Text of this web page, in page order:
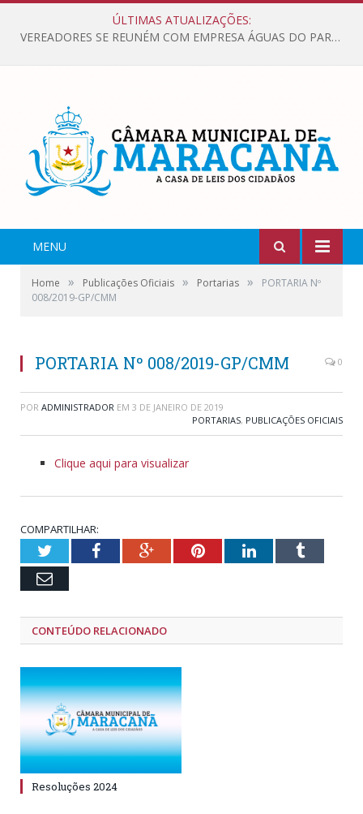
ÚLTIMAS ATUALIZAÇÕES:
VEREADORES SE REUNÉM COM EMPRESA ÁGUAS DO PARÁ, PARA APRESENTAR REIVINDICAÇÕES E MELHORIAS NA QUALIDADE DOS SERVIÇOS OFERECIDOS Á POPULAÇÃO.
MENU
Home » Publicações Oficiais » Portarias »
PORTARIA Nº
008/2019-GP/CMM
PORTARIA Nº 008/2019-GP/CMM 0
POR ADMINISTRADOR EM 3 DE JANEIRO DE 2019
PORTARIAS, PUBLICAÇÕES OFICIAIS
Clique aqui para visualizar
COMPARTILHAR:
TwitterFacebookGoogle+PinterestLinkedInTumblr
Email
CONTEÚDO RELACIONADO
Resoluções 2024